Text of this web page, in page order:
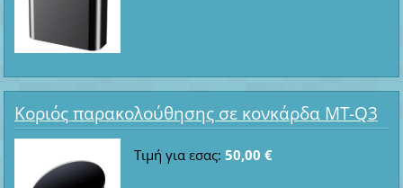
Κοριός παρακολούθησης σε κονκάρδα MT-Q3
Τιμή για εσας: 50,00 €